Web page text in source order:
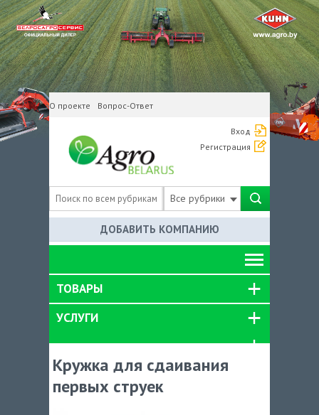
О проекте Вопрос-Ответ
Вход
Регистрация
Все рубрики
ДОБАВИТЬ КОМПАНИЮ
ТОВАРЫ
УСЛУГИ
Кружка для сдаивания
первых струек